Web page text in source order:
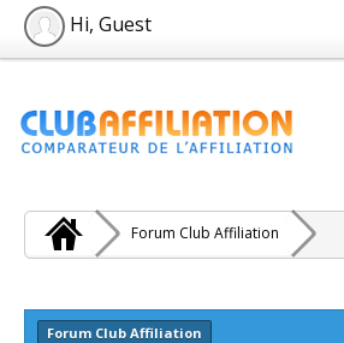
Hi, Guest
Forum Club Affiliation
Forum Club Affiliation